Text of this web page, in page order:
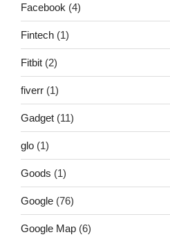
Facebook (4)
Fintech (1)
Fitbit (2)
fiverr (1)
Gadget (11)
glo (1)
Goods (1)
Google (76)
Google Map (6)